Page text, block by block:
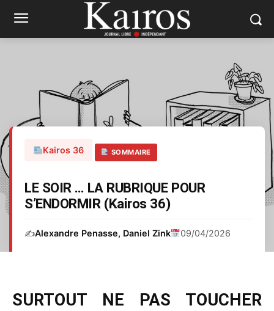
Kairos 36 SOMMAIRE
LE SOIR … LA RUBRIQUE POUR
S’ENDORMIR (Kairos 36)
✍️Alexandre Penasse, Daniel Zink 09/04/2026
SURTOUT NE PAS TOUCHER